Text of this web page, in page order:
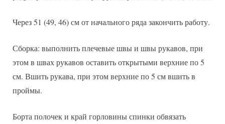
Через 51 (49, 46) см от начального ряда закончить работу.
Сборка: выполнить плечевые швы и швы рукавов, при
этом в швах рукавов оставить открытыми верхние по 5
см. Вшить рукава, при этом верхние по 5 см вшить в
проймы.
Борта полочек и край горловины спинки обвязать